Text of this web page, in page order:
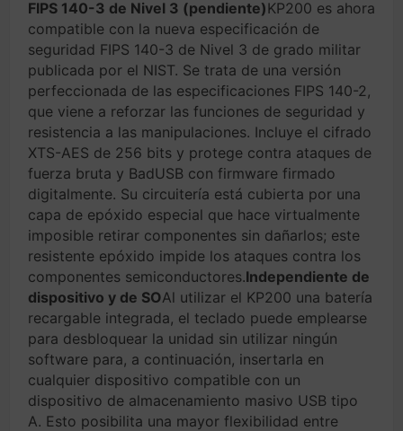
FIPS 140-3 de Nivel 3 (pendiente)KP200 es ahora
compatible con la nueva especificación de
seguridad FIPS 140-3 de Nivel 3 de grado militar
publicada por el NIST. Se trata de una versión
perfeccionada de las especificaciones FIPS 140-2,
que viene a reforzar las funciones de seguridad y
resistencia a las manipulaciones. Incluye el cifrado
XTS-AES de 256 bits y protege contra ataques de
fuerza bruta y BadUSB con firmware firmado
digitalmente. Su circuitería está cubierta por una
capa de epóxido especial que hace virtualmente
imposible retirar componentes sin dañarlos; este
resistente epóxido impide los ataques contra los
componentes semiconductores.Independiente de
dispositivo y de SOAl utilizar el KP200 una batería
recargable integrada, el teclado puede emplearse
para desbloquear la unidad sin utilizar ningún
software para, a continuación, insertarla en
cualquier dispositivo compatible con un
dispositivo de almacenamiento masivo USB tipo
A. Esto posibilita una mayor flexibilidad entre